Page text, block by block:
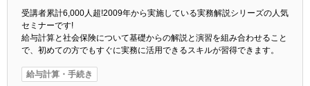
受講者累計6,000人超!2009年から実施している実務解説シリーズの人気
セミナーです!
給与計算と社会保険について基礎からの解説と演習を組み合わせること
で、初めての方でもすぐに実務に活用できるスキルが習得できます。
給与計算・手続き